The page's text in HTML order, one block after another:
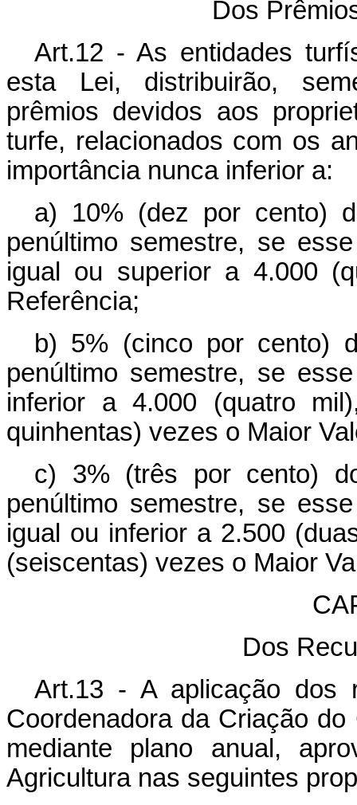
Dos
Art.12 - As entidades
esta Lei, distribuirão,
prêmios devidos aos
turfe, relacionados com os
importância nunca inferior a:
a) 10% (dez por cento)
penúltimo semestre, se
igual ou superior a 4.000
Referência;
b) 5% (cinco por cento)
penúltimo semestre, se
inferior a 4.000 (quatro
quinhentas) vezes o Maior
c) 3% (três por cento)
penúltimo semestre, se
igual ou inferior a 2.500
(seiscentas) vezes o Maior
Dos
Art.13 - A aplicação dos
Coordenadora da Criação
mediante plano anual,
Agricultura nas seguintes